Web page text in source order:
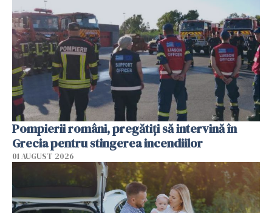
Pompierii români, pregătiţi să intervină în
Grecia pentru stingerea incendiilor
01 AUGUST 2026